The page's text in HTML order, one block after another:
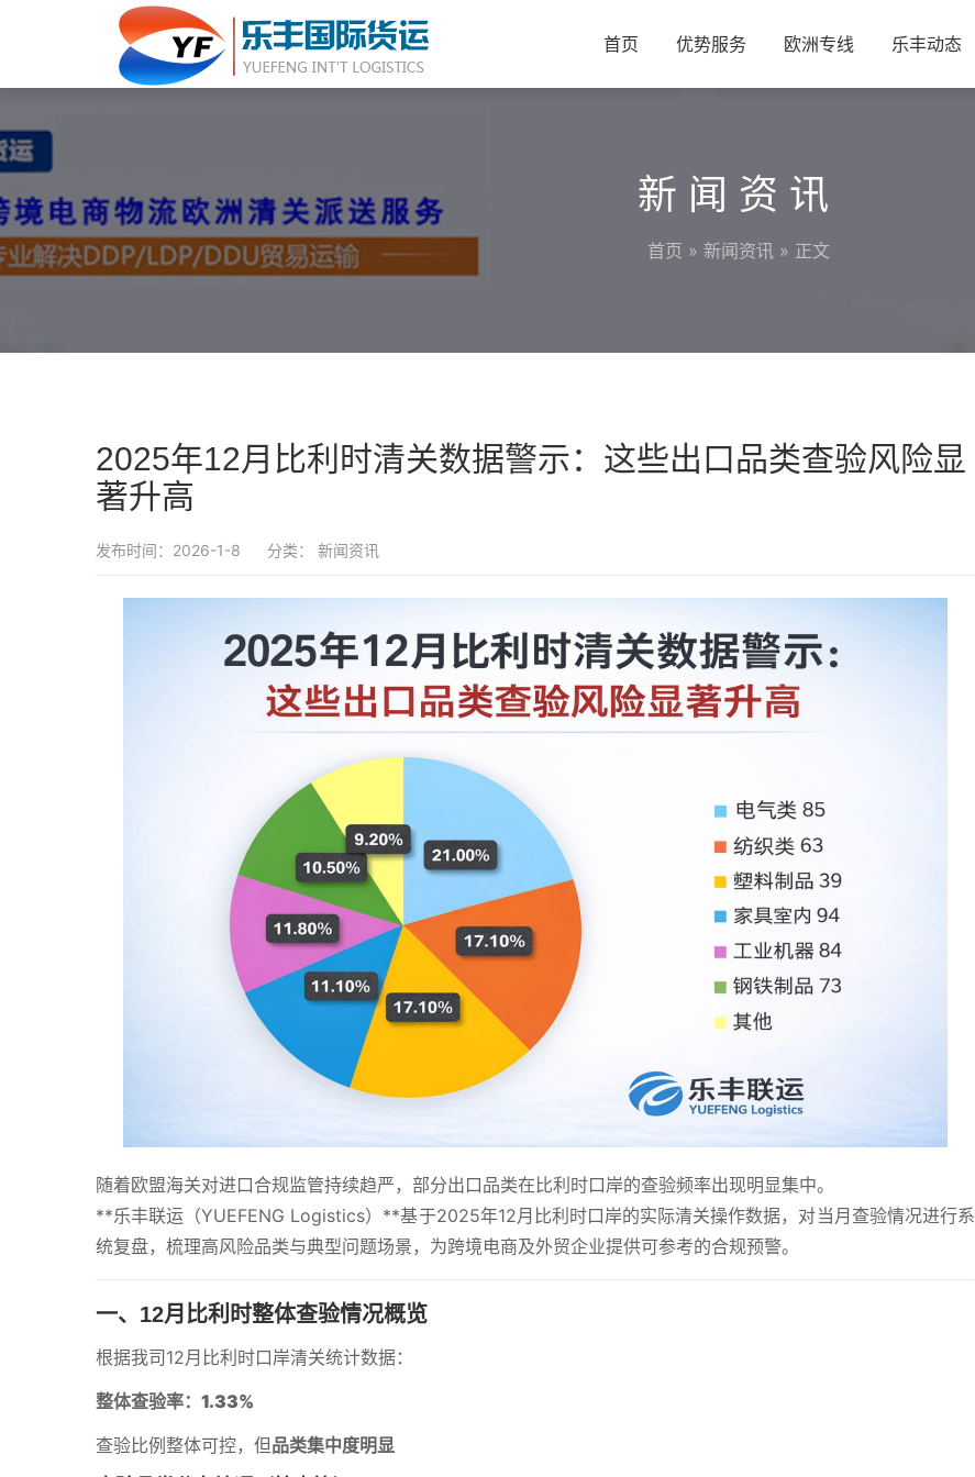
首页 优势服务 欧洲专线 乐丰动态
新闻资讯
首页 » 新闻资讯 » 正文
2025年12月比利时清关数据警示：这些出口品类查验风险显
著升高
发布时间：2026-1-8 分类： 新闻资讯
随着欧盟海关对进口合规监管持续趋严，部分出口品类在比利时口岸的查验频率出现明显集中。
**乐丰联运（YUEFENG Logistics）**基于2025年12月比利时口岸的实际清关操作数据，对当月查验情况进行系
统复盘，梳理高风险品类与典型问题场景，为跨境电商及外贸企业提供可参考的合规预警。
一、12月比利时整体查验情况概览
根据我司12月比利时口岸清关统计数据：
整体查验率：1.33%
查验比例整体可控，但品类集中度明显